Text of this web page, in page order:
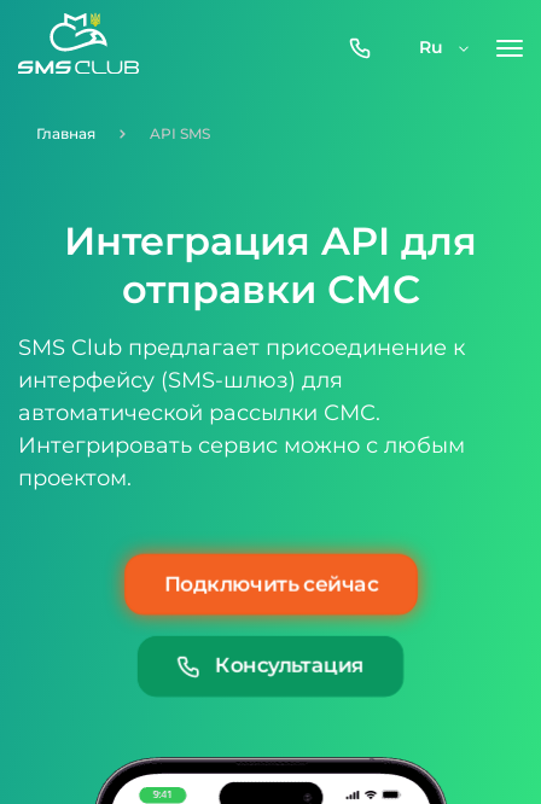
0800-
Ru
Главная API SMS
Интеграция API для
отправки СМС
SMS Club предлагает присоединение к
интерфейсу (SMS-шлюз) для
автоматической рассылки СМС.
Интегрировать сервис можно с любым
проектом.
Подключить сейчас
Консультация